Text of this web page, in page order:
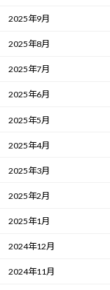
2025年9月
2025年8月
2025年7月
2025年6月
2025年5月
2025年4月
2025年3月
2025年2月
2025年1月
2024年12月
2024年11月